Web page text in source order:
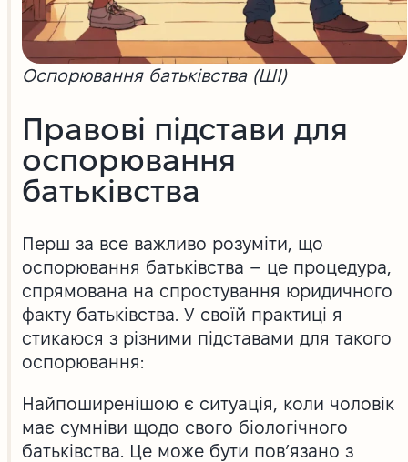
Оспорювання батьківства (ШІ)
Правові підстави для
оспорювання
батьківства
Перш за все важливо розуміти, що
оспорювання батьківства – це процедура,
спрямована на спростування юридичного
факту батьківства. У своїй практиці я
стикаюся з різними підставами для такого
оспорювання:
Найпоширенішою є ситуація, коли чоловік
має сумніви щодо свого біологічного
батьківства. Це може бути пов’язано з